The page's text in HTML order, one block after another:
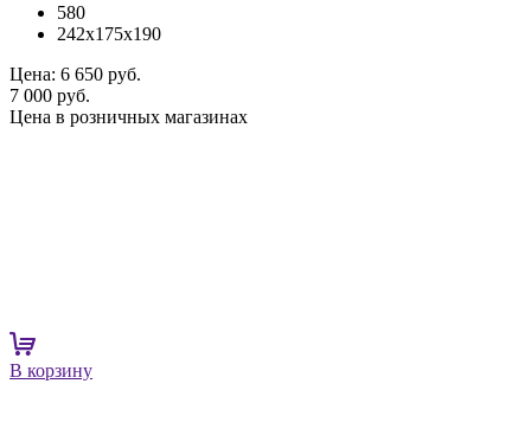
580
242x175x190
Цена: 6 650 руб.
7 000 руб.
Цена в розничных магазинах
В корзину